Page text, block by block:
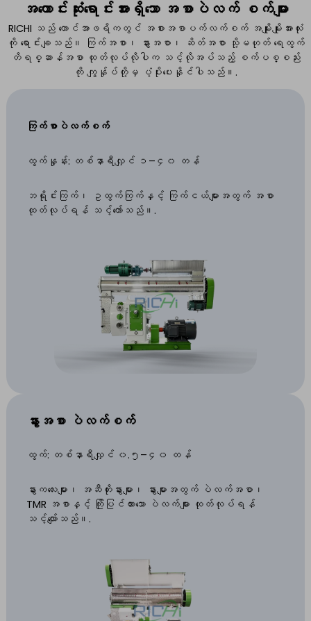
အကောင်းဆုံးရောင်းအားရှိသော အစာပဲလက် စက်များ
RICHI သည် တောင်အာဖရိကတွင် အစားအစာပက်လက်စက် အမျိုးမျိုးအားလုံး
ကို ရောင်းချသည်။ ကြက်အစာ၊ နွားအစာ၊ ဆိတ်အစာ သို့မဟုတ် ရေထွက်
တိရစ္ဆာန်အစာ ထုတ်လုပ်လိုပါက သင့်လိုအပ်သည့် စက်ပစ္စည်း
ကို ကျွန်ုပ်တို့မှ ပံ့ပိုးပေးနိုင်ပါသည်။.
ကြက်စာပဲလက်စက်
ထွက်နှုန်း: တစ်နာရီလျှင် ၁–၄၀ တန်
ဘရိုင်းကြက်၊ ဥထွက်ကြက်နှင့် ကြက်ငယ်များအတွက် အစာ
ထုတ်လုပ်ရန် သင့်တော်သည်။.
နွားအစာ ပဲလက်စက်
ထွက်: တစ်နာရီလျှင် ၀.၅–၄၀ တန်
နွားကလေးများ၊ အဆီတိုးနွားများ၊ နွားများအတွက် ပဲလက်အစာ၊
TMR အစာနှင့် ကြိုပြင်ထားသော ပဲလက်များ ထုတ်လုပ်ရန်
သင့်လျော်သည်။.